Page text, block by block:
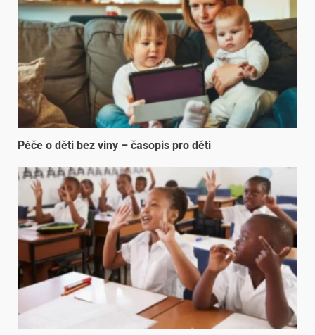
Péče o děti bez viny – časopis pro děti